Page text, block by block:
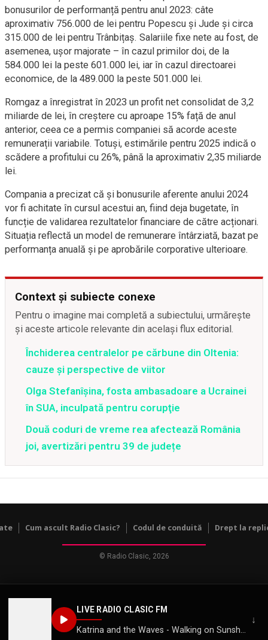
LIVE RADIO CLASIC FM
Katrina and the Waves - Walking on Sunshine
↓
bonusurilor de performanță pentru anul 2023: câte
aproximativ 756.000 de lei pentru Popescu și Jude și circa
315.000 de lei pentru Trânbițaș. Salariile fixe nete au fost, de
asemenea, ușor majorate – în cazul primilor doi, de la
584.000 lei la peste 601.000 lei, iar în cazul directoarei
economice, de la 489.000 la peste 501.000 lei.
Romgaz a înregistrat în 2023 un profit net consolidat de 3,2
miliarde de lei, în creștere cu aproape 15% față de anul
anterior, ceea ce a permis companiei să acorde aceste
remunerații variabile. Totuși, estimările pentru 2025 indică o
scădere a profitului cu 26%, până la aproximativ 2,35 miliarde
lei.
Compania a precizat că și bonusurile aferente anului 2024
vor fi achitate în cursul acestui an, fiind deja bugetate, în
funcție de validarea rezultatelor financiare de către acționari.
Situația reflectă un model de remunerare întârziată, bazat pe
performanța anuală și pe aprobările corporative ulterioare.
Context și subiecte conexe
Pentru o imagine mai completă a subiectului, urmărește
și aceste articole relevante din același flux editorial.
Închiderea centralelor pe cărbune din Oltenia:
cauze și perspective de viitor
Olga Stefanîşina, fosta ambasadoare a Ucrainei
în SUA, inculpată pentru corupţie
Două coduri de vreme rea afectează România
joi, avertizări pentru 39 de județe
Cum ascult Radio Clasic? Codul de conduită Drept la
© Radio Clasic, 2026